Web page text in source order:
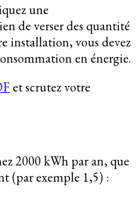
une
de verser des quantité
installation, vous devez
en énergie.
et scrutez votre
2000 kWh par an, que
(par exemple 1,5) :